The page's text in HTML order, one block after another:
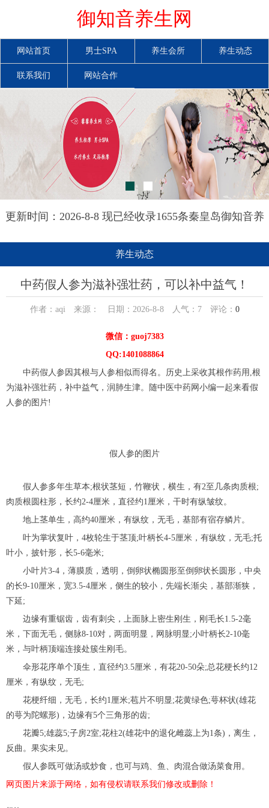
御知音养生网
网站首页 男士SPA 养生会所 养生动态
联系我们 网站合作
更新时间：2026-8-8 现已经收录1655条秦皇岛御知音养
养生动态
中药假人参为滋补强壮药，可以补中益气！
作者：aqi 来源： 日期：2026-8-8 人气： 7评论： 0
微信：guoj7383
QQ:1401088864
中药假人参因其根与人参相似而得名。历史上采收其根作药用,根
为滋补强壮药，补中益气，润肺生津。随中医中药网小编一起来看假
人参的图片!
假人参的图片
假人参多年生草本;根状茎短，竹鞭状，横生，有2至几条肉质根;
肉质根圆柱形，长约2-4厘米，直径约1厘米，干时有纵皱纹。
地上茎单生，高约40厘米，有纵纹，无毛，基部有宿存鳞片。
叶为掌状复叶，4枚轮生于茎顶;叶柄长4-5厘米，有纵纹，无毛;托
叶小，披针形，长5-6毫米;
小叶片3-4，薄膜质，透明，倒卵状椭圆形至倒卵状长圆形，中央
的长9-10厘米，宽3.5-4厘米，侧生的较小，先端长渐尖，基部渐狭，
下延;
边缘有重锯齿，齿有刺尖，上面脉上密生刚生，刚毛长1.5-2毫
米，下面无毛，侧脉8-10对，两面明显，网脉明显;小叶柄长2-10毫
米，与叶柄顶端连接处簇生刚毛。
伞形花序单个顶生，直径约3.5厘米，有花20-50朵;总花梗长约12
厘米，有纵纹，无毛;
花梗纤细，无毛，长约1厘米;苞片不明显;花黄绿色;萼杯状(雄花
的萼为陀螺形)，边缘有5个三角形的齿;
花瓣5;雄蕊5;子房2室;花柱2(雄花中的退化雌蕊上为1条)，离生，
反曲。果实未见。
假人参既可做汤或炒食，也可与鸡、鱼、肉混合做汤菜食用。
网页图片来源于网络，如有侵权请联系我们修改或删除！